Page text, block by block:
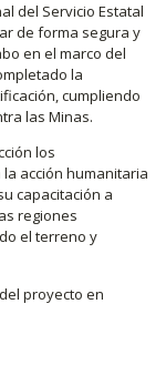
del Servicio Estatal
de forma segura y
en el marco del
la
cumpliendo
las Minas.
los
acción humanitaria
capacitación a
regiones
el terreno y
proyecto en